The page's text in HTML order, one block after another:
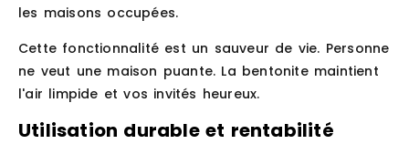
les maisons occupées.
Cette fonctionnalité est un sauveur de vie. Personne
ne veut une maison puante. La bentonite maintient
l'air limpide et vos invités heureux.
Utilisation durable et rentabilité